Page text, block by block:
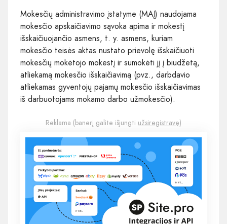
Mokesčių administravimo įstatyme (MAĮ) naudojama
mokesčio apskaičiavimo sąvoka apima ir mokestį
išskaičiuojančio asmens, t. y. asmens, kuriam
mokesčio teisės aktas nustato prievolę išskaičiuoti
mokesčių mokėtojo mokestį ir sumokėti jį į biudžetą,
atliekamą mokesčio išskaičiavimą (pvz., darbdavio
atliekamas gyventojų pajamų mokesčio išskaičiavimas
iš darbuotojams mokamo darbo užmokesčio).
Reklama (banerį galite išjungti užsiregistravę)